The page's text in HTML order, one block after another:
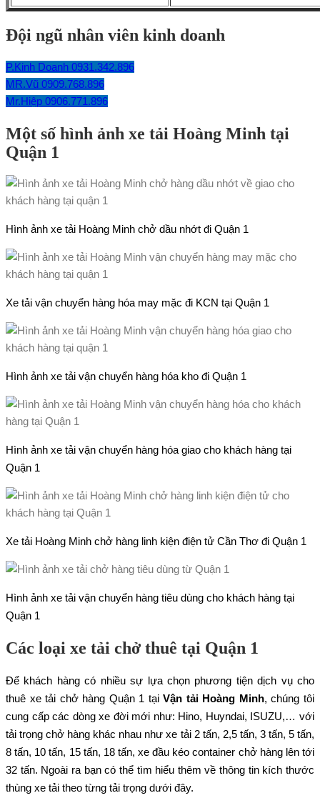
Đội ngũ nhân viên kinh doanh
P.Kinh Doanh 0931.342.896
MR.Vũ 0909.768.896
Mr.Hiệp 0906.771.896
Một số hình ảnh xe tải Hoàng Minh tại
Quận 1
Hình ảnh xe tải Hoàng Minh chở dầu nhớt đi Quận 1
Xe tải vận chuyển hàng hóa may mặc đi KCN tại Quận 1
Hình ảnh xe tải vận chuyển hàng hóa kho đi Quận 1
Hình ảnh xe tải vận chuyển hàng hóa giao cho khách hàng tại
Quận 1
Xe tải Hoàng Minh chở hàng linh kiện điện tử Cần Thơ đi Quận 1
Hình ảnh xe tải vận chuyển hàng tiêu dùng cho khách hàng tại
Quận 1
Các loại xe tải chở thuê tại Quận 1
Để khách hàng có nhiều sự lựa chọn phương tiện dịch vụ cho
thuê xe tải chở hàng Quận 1 tạiVận tải Hoàng Minh, chúng tôi
cung cấp các dòng xe đời mới như: Hino, Huyndai, ISUZU,… với
tải trọng chở hàng khác nhau như xe tải 2 tấn, 2,5 tấn, 3 tấn, 5 tấn,
8 tấn, 10 tấn, 15 tấn, 18 tấn, xe đầu kéo container chở hàng lên tới
32 tấn. Ngoài ra bạn có thể tìm hiểu thêm về thông tin kích thước
thùng xe tải theo từng tải trọng dưới đây.